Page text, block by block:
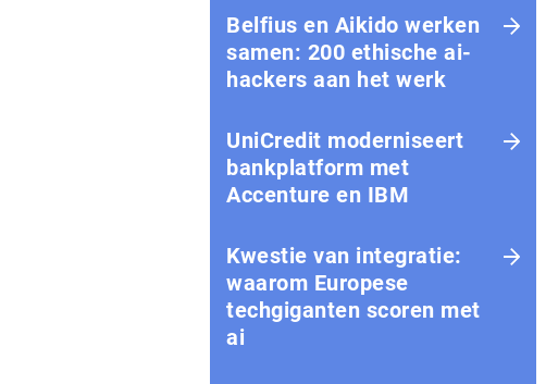
Belfius en Aikido werken
samen: 200 ethische ai-
hackers aan het werk
UniCredit moderniseert
bankplatform met
Accenture en IBM
Kwestie van integratie:
waarom Europese
techgiganten scoren met
ai